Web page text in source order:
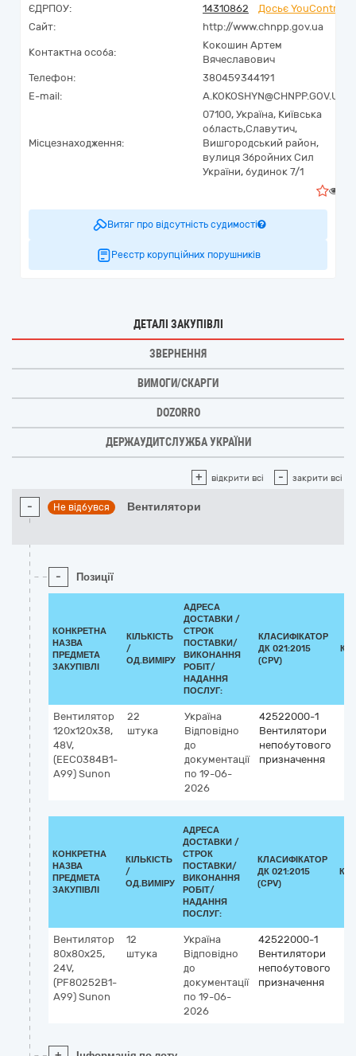
ЄДРПОУ:
14310862
Досьє YouControl
Сайт:
http://www.chnpp.gov.ua
Контактна особа:
Кокошин Артем
Вячеславович
Телефон:
380459344191
E-mail:
A.KOKOSHYN@CHNPP.GOV.UA
Місцезнаходження:
07100, Україна, Київська
область,Славутич,
Вишгородський район,
вулиця Збройних Сил
України, будинок 7/1
Витяг про відсутність судимості
Реєстр корупційних порушників
ДЕТАЛІ ЗАКУПІВЛІ
ЗВЕРНЕННЯ
ВИМОГИ/СКАРГИ
DOZORRO
ДЕРЖАУДИТСЛУЖБА УКРАЇНИ
+ відкрити всі - закрити всі
- Не відбувся Вентилятори
- Позиції
КОНКРЕТНА
НАЗВА
ПРЕДМЕТА
ЗАКУПІВЛІ
КІЛЬКІСТЬ
/
ОД.ВИМІРУ
АДРЕСА
ДОСТАВКИ /
СТРОК
ПОСТАВКИ/
ВИКОНАННЯ
РОБІТ/
НАДАННЯ
ПОСЛУГ:
КЛАСИФІКАТОР
ДК 021:2015
(CPV)
Вентилятор
120x120x38,
48V,
(EEC0384B1-
A99) Sunon
22
штука
Україна
Відповідно
до
документації
по 19-06-
2026
42522000-1
Вентилятори
непобутового
призначення
КОНКРЕТНА
НАЗВА
ПРЕДМЕТА
ЗАКУПІВЛІ
КІЛЬКІСТЬ
/
ОД.ВИМІРУ
АДРЕСА
ДОСТАВКИ /
СТРОК
ПОСТАВКИ/
ВИКОНАННЯ
РОБІТ/
НАДАННЯ
ПОСЛУГ:
КЛАСИФІКАТОР
ДК 021:2015
(CPV)
Вентилятор
80x80x25,
24V,
(PF80252B1-
A99) Sunon
12
штука
Україна
Відповідно
до
документації
по 19-06-
2026
42522000-1
Вентилятори
непобутового
призначення